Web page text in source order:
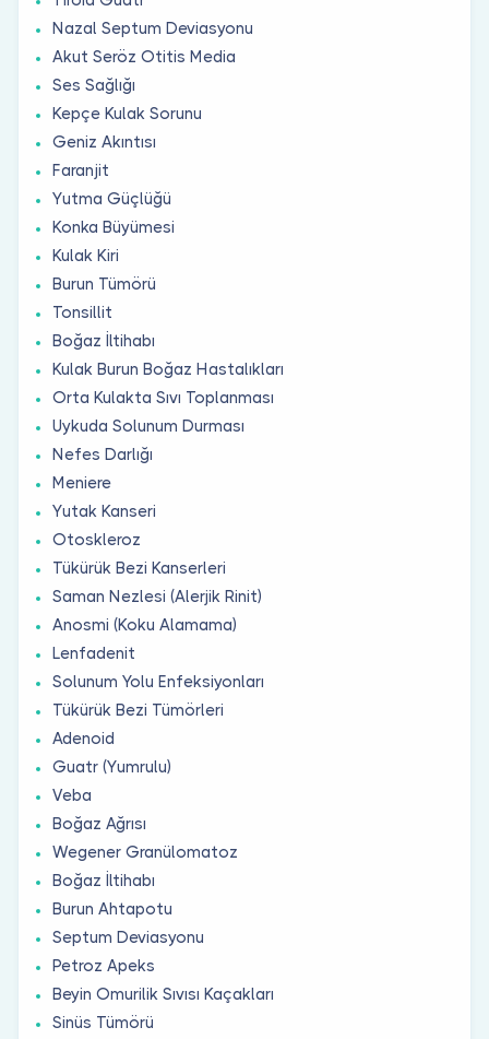
Nazal Septum Deviasyonu
Akut Seröz Otitis Media
Ses Sağlığı
Kepçe Kulak Sorunu
Geniz Akıntısı
Faranjit
Yutma Güçlüğü
Konka Büyümesi
Kulak Kiri
Burun Tümörü
Tonsillit
Boğaz İltihabı
Kulak Burun Boğaz Hastalıkları
Orta Kulakta Sıvı Toplanması
Uykuda Solunum Durması
Nefes Darlığı
Meniere
Yutak Kanseri
Otoskleroz
Tükürük Bezi Kanserleri
Saman Nezlesi (Alerjik Rinit)
Anosmi (Koku Alamama)
Lenfadenit
Solunum Yolu Enfeksiyonları
Tükürük Bezi Tümörleri
Adenoid
Guatr (Yumrulu)
Veba
Boğaz Ağrısı
Wegener Granülomatoz
Boğaz İltihabı
Burun Ahtapotu
Septum Deviasyonu
Petroz Apeks
Beyin Omurilik Sıvısı Kaçakları
Sinüs Tümörü